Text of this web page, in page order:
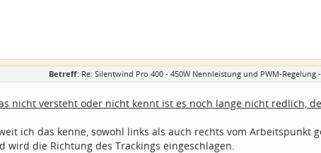
Betreff: Re: Silentwind Pro 400 - 450W Nennleistung und PWM-Regelung
nicht versteht oder nicht kennt ist es noch lange nicht redlich,
ich das kenne, sowohl links als auch rechts vom Arbeitspunkt
wird die Richtung des Trackings eingeschlagen.